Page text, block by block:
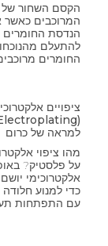
הקסם השחור של
המרוכבים כאשר
הנדסת החומרים
להתעלם
החומרים
ציפויים
למראה של כרום
על פלסטיק?
אלקטרוכימי
כדי למנוע
עם התפתחות